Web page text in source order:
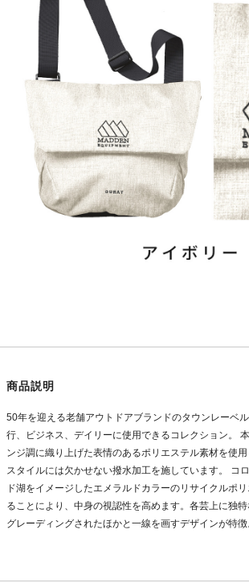
商品説明
50年を迎える老舗アウトドアブランドのタウンレーベ
行、ビジネス、デイリーに使用できるコレクション。
ンジ調に織り上げた表情のあるポリエステル素材を使
スタイルには欠かせない撥水加工を施しています。 コ
ド湖をイメージしたエメラルドカラーのリサイクルポ
ることにより、中身の視認性を高めます。各芸上に独特
グレーディングされたほかと一線を画すデザインが特徴